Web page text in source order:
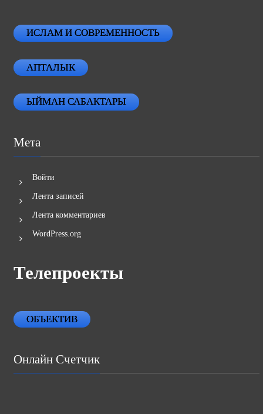
ИСЛАМ И СОВРЕМЕННОСТЬ
АПТАЛЫК
ЫЙМАН САБАКТАРЫ
Мета
Войти
Лента записей
Лента комментариев
WordPress.org
Телепроекты
ОБЪЕКТИВ
Онлайн Счетчик